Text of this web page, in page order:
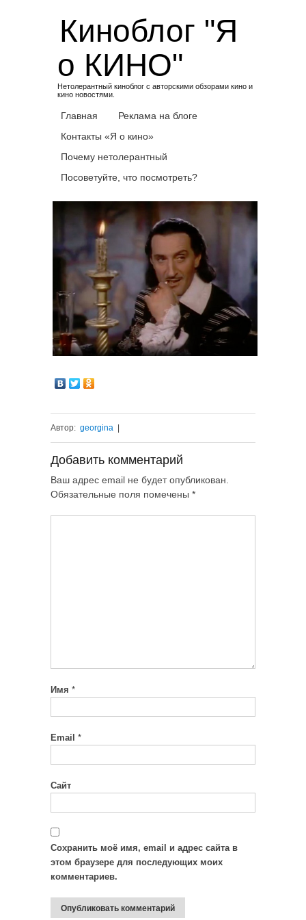
Киноблог "Я
о КИНО"
Нетолерантный киноблог с авторскими обзорами кино и
кино новостями.
Главная
Реклама на блоге
Контакты «Я о кино»
Почему нетолерантный
Посоветуйте, что посмотреть?
Автор: georgina
Добавить комментарий
Ваш адрес email не будет опубликован.
Обязательные поля помечены *
Имя *
Email *
Сайт
Сохранить моё имя, email и адрес сайта в
этом браузере для последующих моих
комментариев.